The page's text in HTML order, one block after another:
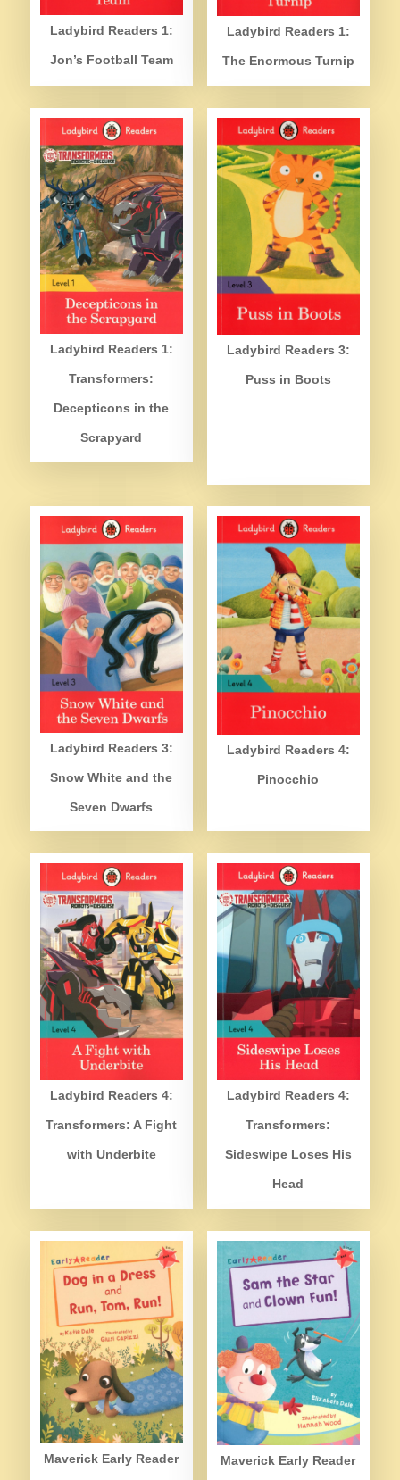
Ladybird Readers 1:
Jon’s Football Team
Ladybird Readers 1:
The Enormous Turnip
Ladybird Readers 1:
Transformers:
Decepticons in the
Scrapyard
Ladybird Readers 3:
Puss in Boots
Ladybird Readers 3:
Snow White and the
Seven Dwarfs
Ladybird Readers 4:
Pinocchio
Ladybird Readers 4:
Transformers: A Fight
with Underbite
Ladybird Readers 4:
Transformers:
Sideswipe Loses His
Head
Maverick Early Reader Maverick Early Reader